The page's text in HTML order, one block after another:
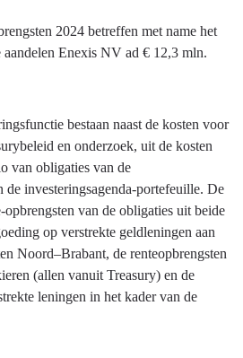
2024 betreffen met name het
Enexis NV ad € 12,3 mln.
bestaan naast de kosten voor
en onderzoek, uit de kosten
van obligaties van de
de investeringsagenda-portefeuille. De
opbrengsten van de obligaties uit beide
op verstrekte geldleningen aan
Noord–Brabant, de renteopbrengsten
(allen vanuit Treasury) en de
leningen in het kader van de